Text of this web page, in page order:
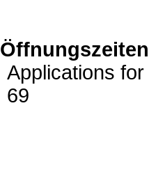
Applications
69